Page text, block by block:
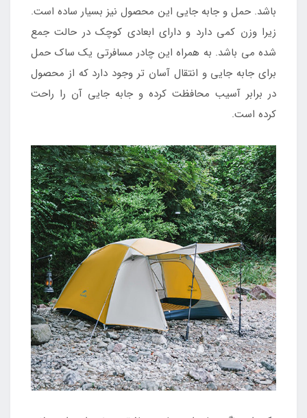
باشد. حمل و جابه جایی این محصول نیز بسیار ساده است.
زیرا وزن کمی دارد و دارای ابعادی کوچک در حالت جمع
شده می باشد. به همراه این چادر مسافرتی یک ساک حمل
برای جابه جایی و انتقال آسان تر وجود دارد که از محصول
در برابر آسیب محافظت کرده و جابه جایی آن را راحت
کرده است.